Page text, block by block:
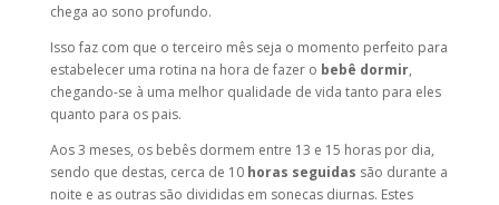
chega ao sono profundo.
Isso faz com que o terceiro mês seja o momento perfeito para
estabelecer uma rotina na hora de fazer o bebê dormir,
chegando-se à uma melhor qualidade de vida tanto para eles
quanto para os pais.
Aos 3 meses, os bebês dormem entre 13 e 15 horas por dia,
sendo que destas, cerca de 10 horas seguidas são durante a
noite e as outras são divididas em sonecas diurnas. Estes